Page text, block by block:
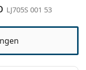
53
LJ705S 001 53